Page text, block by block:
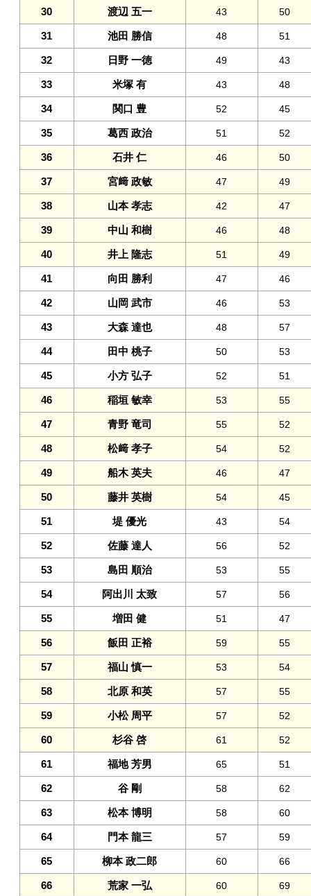
30 渡辺 五一 43 50
31 池田 勝信 48 51
32 日野 一徳 49 43
33 米塚 有 43 48
34 関口 豊 52 45
35 葛西 政治 51 52
36 石井 仁 46 50
37 宮﨑 政敏 47 49
38 山本 孝志 42 47
39 中山 和樹 46 48
40 井上 隆志 51 49
41 向田 勝利 47 46
42 山岡 武市 46 53
43 大森 達也 48 57
44 田中 桃子 50 53
45 小方 弘子 52 51
46 稲垣 敏幸 53 55
47 青野 竜司 55 52
48 松﨑 孝子 54 52
49 船木 英夫 46 47
50 藤井 英樹 54 45
51 堤 優光 43 54
52 佐藤 達人 56 52
53 島田 順治 53 55
54 阿出川 太致 57 56
55 増田 健 51 47
56 飯田 正裕 59 55
57 福山 慎一 53 54
58 北原 和英 57 55
59 小松 周平 57 52
60 杉谷 啓 61 52
61 福地 芳男 65 51
62 谷 剛 58 62
63 松本 博明 58 60
64 門本 龍三 57 59
65 柳本 政二郎 60 66
66 荒家 一弘 60 69